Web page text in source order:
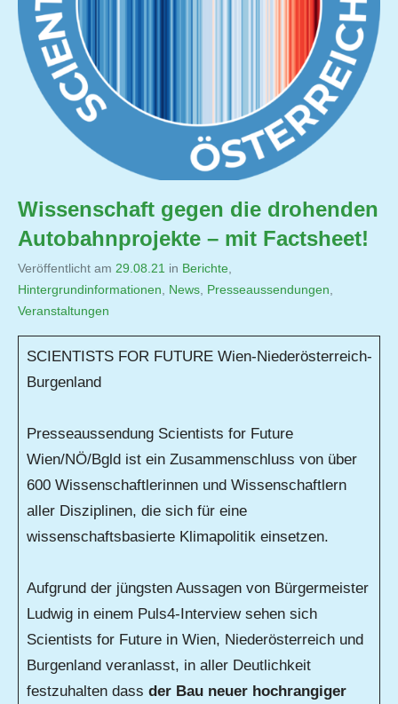
Wissenschaft gegen die drohenden
Autobahnprojekte – mit Factsheet!
Veröffentlicht am 29.08.21 von
Jutta
in Berichte,
Hintergrundinformationen, News, Presseaussendungen,
Veranstaltungen
SCIENTISTS FOR FUTURE Wien-Niederösterreich-
Burgenland
Presseaussendung Scientists for Future
Wien/NÖ/Bgld ist ein Zusammenschluss von über
600 Wissenschaftlerinnen und Wissenschaftlern
aller Disziplinen, die sich für eine
wissenschaftsbasierte Klimapolitik einsetzen.
Aufgrund der jüngsten Aussagen von Bürgermeister
Ludwig in einem Puls4-Interview sehen sich
Scientists for Future in Wien, Niederösterreich und
Burgenland veranlasst, in aller Deutlichkeit
festzuhalten dass der Bau neuer hochrangiger